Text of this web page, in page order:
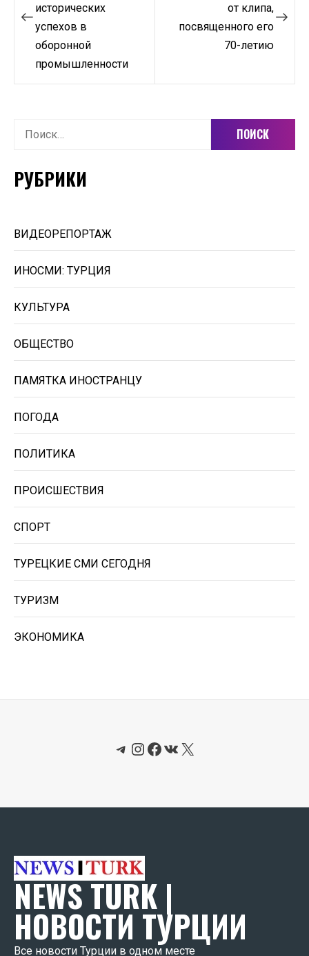
записям
исторических
успехов в
оборонной
промышленности
от клипа,
посвященного его
70-летию
Найти:
РУБРИКИ
ВИДЕОРЕПОРТАЖ
ИНОСМИ: ТУРЦИЯ
КУЛЬТУРА
ОБЩЕСТВО
ПАМЯТКА ИНОСТРАНЦУ
ПОГОДА
ПОЛИТИКА
ПРОИСШЕСТВИЯ
СПОРТ
ТУРЕЦКИЕ СМИ СЕГОДНЯ
ТУРИЗМ
ЭКОНОМИКА
Telegram
Instagram
Facebook
ВКонтакте
X
NEWS TURK |
НОВОСТИ ТУРЦИИ
Все новости Турции в одном месте